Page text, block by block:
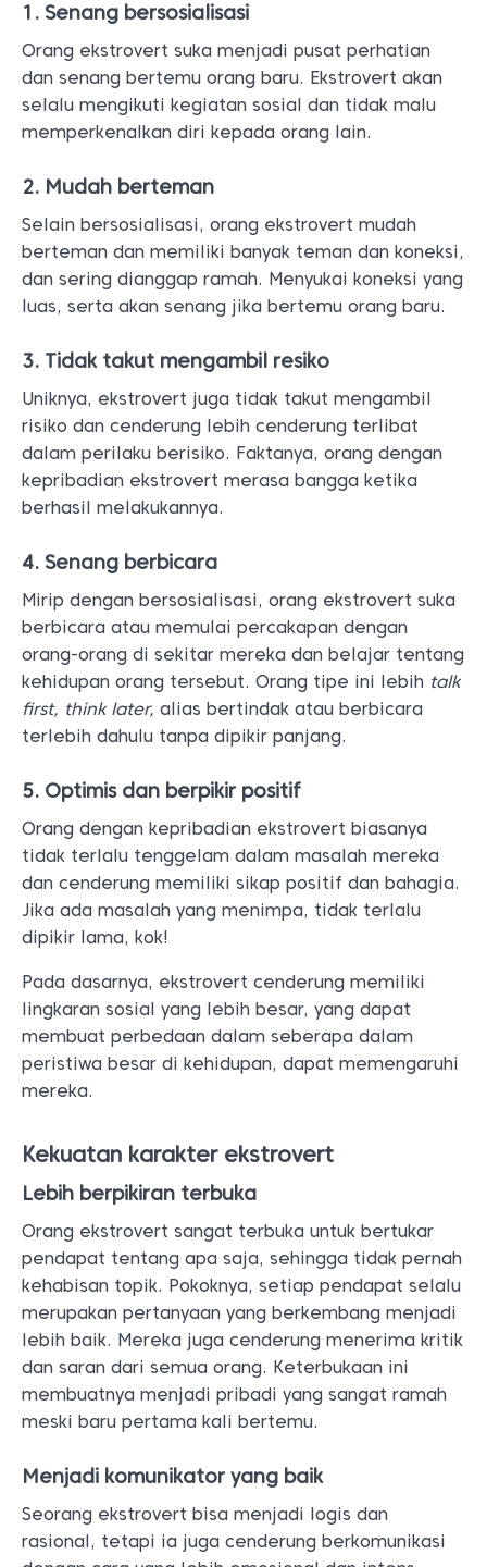
1. Senang bersosialisasi
Orang ekstrovert suka menjadi pusat perhatian
dan senang bertemu orang baru. Ekstrovert akan
selalu mengikuti kegiatan sosial dan tidak malu
memperkenalkan diri kepada orang lain.
2. Mudah berteman
Selain bersosialisasi, orang ekstrovert mudah
berteman dan memiliki banyak teman dan koneksi,
dan sering dianggap ramah. Menyukai koneksi yang
luas, serta akan senang jika bertemu orang baru.
3. Tidak takut mengambil resiko
Uniknya, ekstrovert juga tidak takut mengambil
risiko dan cenderung lebih cenderung terlibat
dalam perilaku berisiko. Faktanya, orang dengan
kepribadian ekstrovert merasa bangga ketika
berhasil melakukannya.
4. Senang berbicara
Mirip dengan bersosialisasi, orang ekstrovert suka
berbicara atau memulai percakapan dengan
orang-orang di sekitar mereka dan belajar tentang
kehidupan orang tersebut. Orang tipe ini lebih talk
first, think later, alias bertindak atau berbicara
terlebih dahulu tanpa dipikir panjang.
5. Optimis dan berpikir positif
Orang dengan kepribadian ekstrovert biasanya
tidak terlalu tenggelam dalam masalah mereka
dan cenderung memiliki sikap positif dan bahagia.
Jika ada masalah yang menimpa, tidak terlalu
dipikir lama, kok!
Pada dasarnya, ekstrovert cenderung memiliki
lingkaran sosial yang lebih besar, yang dapat
membuat perbedaan dalam seberapa dalam
peristiwa besar di kehidupan, dapat memengaruhi
mereka.
Kekuatan karakter ekstrovert
Lebih berpikiran terbuka
Orang ekstrovert sangat terbuka untuk bertukar
pendapat tentang apa saja, sehingga tidak pernah
kehabisan topik. Pokoknya, setiap pendapat selalu
merupakan pertanyaan yang berkembang menjadi
lebih baik. Mereka juga cenderung menerima kritik
dan saran dari semua orang. Keterbukaan ini
membuatnya menjadi pribadi yang sangat ramah
meski baru pertama kali bertemu.
Menjadi komunikator yang baik
Seorang ekstrovert bisa menjadi logis dan
rasional, tetapi ia juga cenderung berkomunikasi